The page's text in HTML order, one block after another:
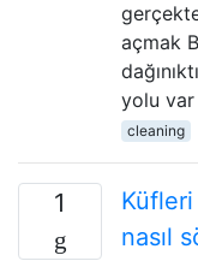
açmak
yolu var
cleaning
1
nasıl